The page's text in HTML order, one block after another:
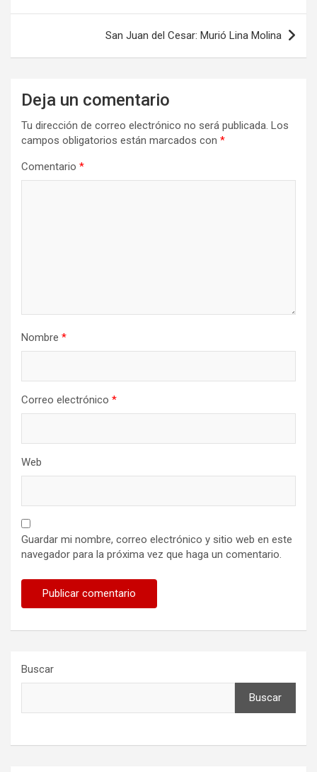
entradas
San Juan del Cesar: Murió Lina Molina
Deja un comentario
Tu dirección de correo electrónico no será publicada. Los
campos obligatorios están marcados con *
Comentario *
Nombre *
Correo electrónico *
Web
Guardar mi nombre, correo electrónico y sitio web en este
navegador para la próxima vez que haga un comentario.
Buscar
Buscar